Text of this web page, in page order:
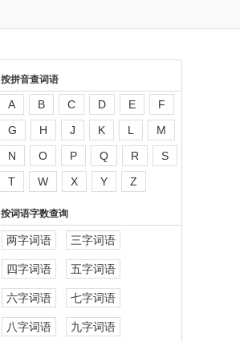
按拼音查词语
A B C D E
F
G
H J K L
M
N
O P Q R
S
T
W X Y Z
按词语字数查询
两字词语 三字词语
四字词语 五字词语
六字词语 七字词语
八字词语 九字词语